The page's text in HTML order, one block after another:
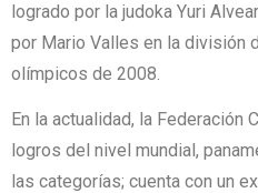
logrado por la judoka Yuri
por Mario Valles en la división
olímpicos de 2008.
En la actualidad, la Federación
logros del nivel mundial,
las categorías; cuenta con un